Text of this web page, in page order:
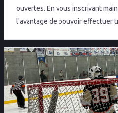
ouvertes. En vous inscrivant
l'avantage de pouvoir effectuer